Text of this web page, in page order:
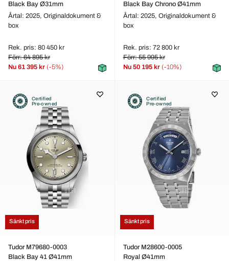
Black Bay Ø31mm
Årtal: 2025, Originaldokument &
box
Rek. pris: 80 450 kr
Förr: 64 895 kr
Nu 61 395 kr (-5%)
Black Bay Chrono Ø41mm
Årtal: 2025, Originaldokument &
box
Rek. pris: 72 800 kr
Förr: 55 995 kr
Nu 50 195 kr (-10%)
Certified
Pre-owned
Sänkt pris
Tudor M79680-0003
Black Bay 41 Ø41mm
Certified
Pre-owned
Sänkt pris
Tudor M28600-0005
Royal Ø41mm